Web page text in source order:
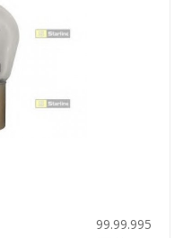
99.99.995